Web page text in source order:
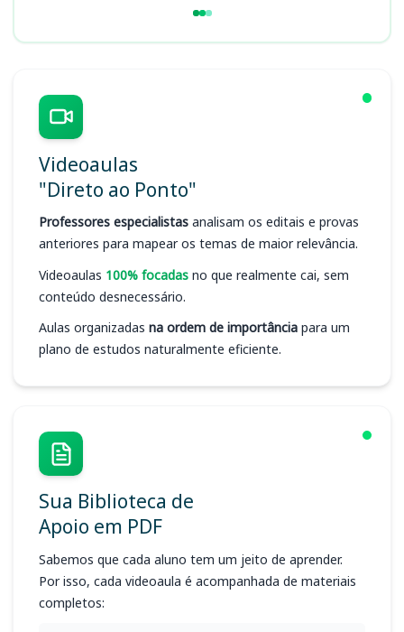
Videoaulas
"Direto ao Ponto"
Professores especialistas analisam os editais e provas
anteriores para mapear os temas de maior relevância.
Videoaulas 100% focadas no que realmente cai, sem
conteúdo desnecessário.
Aulas organizadas na ordem de importância para um
plano de estudos naturalmente eficiente.
Sua Biblioteca de
Apoio em PDF
Sabemos que cada aluno tem um jeito de aprender.
Por isso, cada videoaula é acompanhada de materiais
completos: